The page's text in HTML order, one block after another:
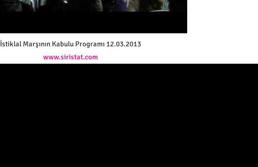
İstiklal Marşının Kabulu Programı 12.03.2013
www.siristat.com